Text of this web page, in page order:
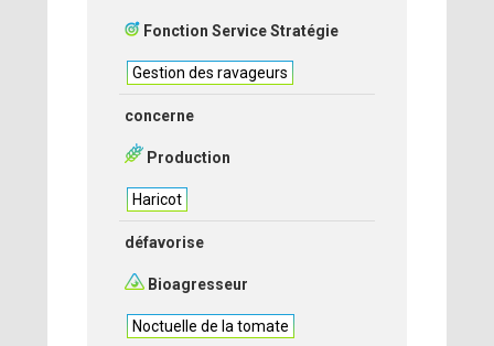
Fonction Service Stratégie
Gestion des ravageurs
concerne
Production
Haricot
défavorise
Bioagresseur
Noctuelle de la tomate